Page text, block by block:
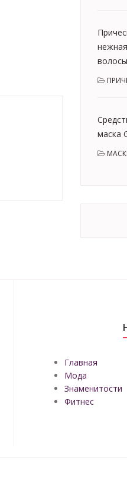
волосы
маска
Главная
Мода
Знаменитости
Фитнес